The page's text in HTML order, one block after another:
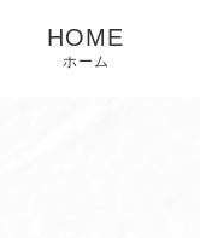
HOME
ホーム